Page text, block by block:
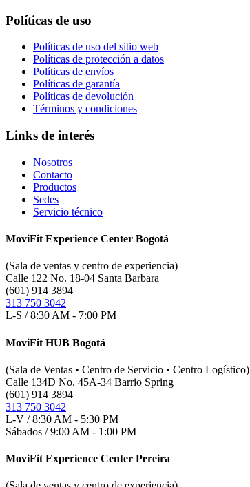
Políticas de uso
Políticas de uso del sitio web
Políticas de protección a datos
Políticas de envíos
Políticas de garantía
Políticas de devolución
Términos y condiciones
Links de interés
Nosotros
Contacto
Productos
Sedes
Servicio técnico
MoviFit Experience Center Bogotá
(Sala de ventas y centro de experiencia)
Calle 122 No. 18-04 Santa Barbara
(601) 914 3894
313 750 3042
L-S / 8:30 AM - 7:00 PM
MoviFit HUB Bogotá
(Sala de Ventas • Centro de Servicio • Centro Logístico)
Calle 134D No. 45A-34 Barrio Spring
(601) 914 3894
313 750 3042
L-V / 8:30 AM - 5:30 PM
Sábados / 9:00 AM - 1:00 PM
MoviFit Experience Center Pereira